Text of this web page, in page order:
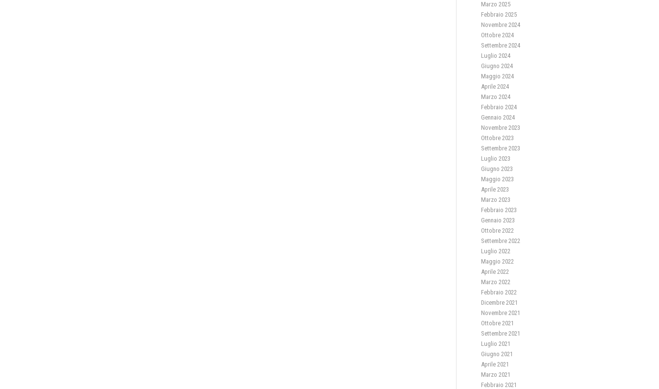
Marzo 2025
Febbraio 2025
Novembre 2024
Ottobre 2024
Settembre 2024
Luglio 2024
Giugno 2024
Maggio 2024
Aprile 2024
Marzo 2024
Febbraio 2024
Gennaio 2024
Novembre 2023
Ottobre 2023
Settembre 2023
Luglio 2023
Giugno 2023
Maggio 2023
Aprile 2023
Marzo 2023
Febbraio 2023
Gennaio 2023
Ottobre 2022
Settembre 2022
Luglio 2022
Maggio 2022
Aprile 2022
Marzo 2022
Febbraio 2022
Dicembre 2021
Novembre 2021
Ottobre 2021
Settembre 2021
Luglio 2021
Giugno 2021
Aprile 2021
Marzo 2021
Febbraio 2021